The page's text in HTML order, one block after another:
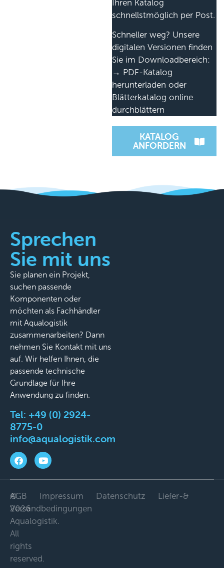
Ihren Katalog
schnellstmöglich per Post.
Schneller weg? Unsere
digitalen Versionen finden
Sie im Downloadbereich:
→ PDF-Katalog
herunterladen oder
Blätterkatalog online
durchblättern
KATALOG
ANFORDERN
Sprechen
Sie mit uns
Sie planen ein Projekt,
suchen passende
Komponenten oder
möchten als Fachhändler
mit Aqualogistik
zusammenarbeiten? Dann
nehmen Sie Kontakt mit uns
auf. Wir helfen Ihnen, die
passende technische
Grundlage für Ihre
Anwendung zu finden.
Tel: +49 (0) 2924-
8775-0
info@aqualogistik.com
©
2026
Aqualogistik.
All
rights
reserved.
AGB Impressum Datenschutz
Liefer-&
Versandbedingungen